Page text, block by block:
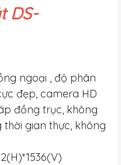
DS-
ngoại , độ phân
đẹp, camera HD
đồng trục, không
gian thực, không